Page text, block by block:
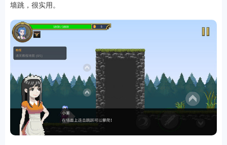
益智休闲冒险解谜
系统工具影音播放游戏辅助摄影美颜 金融理财娱乐
趣味新闻阅读考试学习AI软件健康运动
墙跳，很实用。